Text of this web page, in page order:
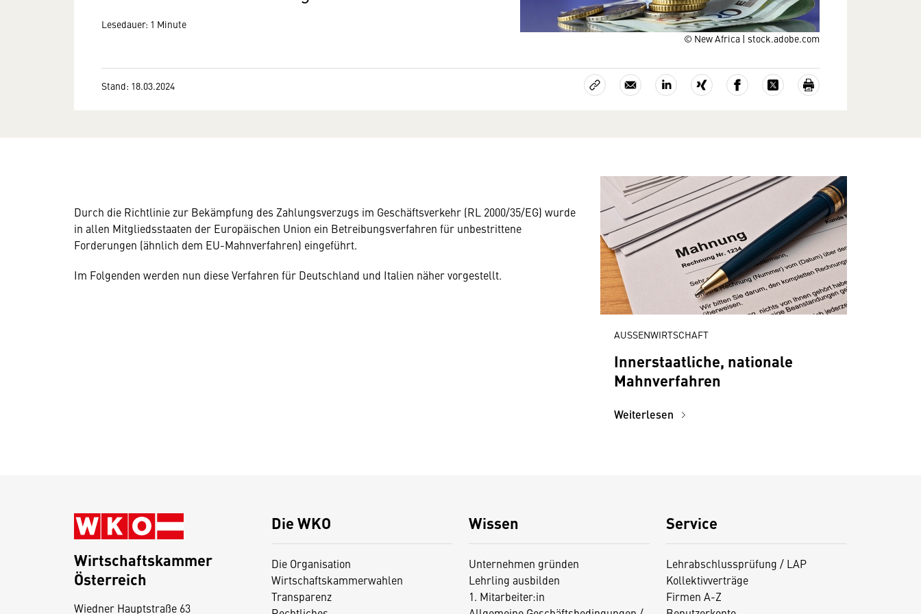
© New Africa | stock.adobe.com
Lesedauer: 1 Minute
Stand: 18.03.2024
Durch die Richtlinie zur Bekämpfung des Zahlungsverzugs im Geschäftsverkehr (RL 2000/35/EG) wurde
in allen Mitgliedsstaaten der Europäischen Union ein Betreibungsverfahren für unbestrittene
Forderungen (ähnlich dem EU-Mahnverfahren) eingeführt.
Im Folgenden werden nun diese Verfahren für Deutschland und Italien näher vorgestellt.
AUSSENWIRTSCHAFT
Innerstaatliche, nationale
Mahnverfahren
Weiterlesen
Die WKO
Die Organisation
Wirtschaftskammerwahlen
Transparenz
Wissen
Unternehmen gründen
Lehrling ausbilden
1. Mitarbeiter:in
Service
Lehrabschlussprüfung / LAP
Kollektivverträge
Firmen A-Z
Wirtschaftskammer
Österreich
Wiedner Hauptstraße 63